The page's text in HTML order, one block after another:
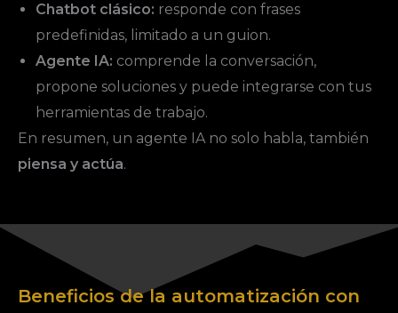
Chatbot clásico: responde con frases
predefinidas, limitado a un guion.
Agente IA: comprende la conversación,
propone soluciones y puede integrarse con tus
herramientas de trabajo.
En resumen, un agente IA no solo habla, también
piensa y actúa.
Beneficios de la automatización con